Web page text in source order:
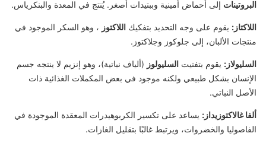
البروتينات إلى أحماض أمينية وببتيدات أصغر. يُنتج في المعدة والبنكرياس.
اللاكتاز: يقوم على وجه التحديد بتفكيك اللاكتوز ، وهو السكر الموجود في
منتجات الألبان، إلى جلوكوز وجلاكتوز.
السليولاز: يقوم بتفتيت السليولوز (ألياف نباتية)، وهو إنزيم لا ينتجه جسم
الإنسان بشكل طبيعي ولكنه موجود في بعض المكملات الغذائية ذات
الأصل النباتي.
ألفا غالاكتوزيداز: يساعد على تكسير الكربوهيدرات المعقدة الموجودة في
الفاصوليا والخضروات، ويرتبط غالبًا بتقليل الغازات.